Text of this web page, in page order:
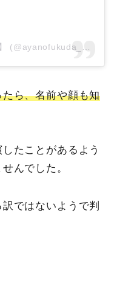
A post shared by 福田彩乃【公式】 (@ayanofukuda_official)
ら、名前や顔も知
たことがあるよう
んでした。
ではないようで判